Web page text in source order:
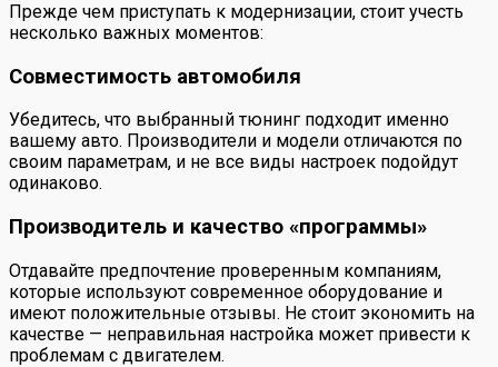
Прежде чем приступать к модернизации, стоит учесть
несколько важных моментов:
Совместимость автомобиля
Убедитесь, что выбранный тюнинг подходит именно
вашему авто. Производители и модели отличаются по
своим параметрам, и не все виды настроек подойдут
одинаково.
Производитель и качество «программы»
Отдавайте предпочтение проверенным компаниям,
которые используют современное оборудование и
имеют положительные отзывы. Не стоит экономить на
качестве — неправильная настройка может привести к
проблемам с двигателем.